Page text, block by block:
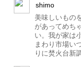
shimo
美味しいもの
があってめち
い。我が家は
まわり市場い
りに焚火台新